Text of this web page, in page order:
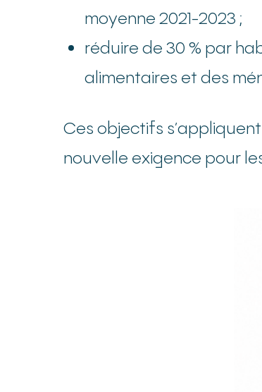
moyenne 2021-2023 ;
réduire de 30 % par
alimentaires et des
Ces objectifs
nouvelle exigence pour